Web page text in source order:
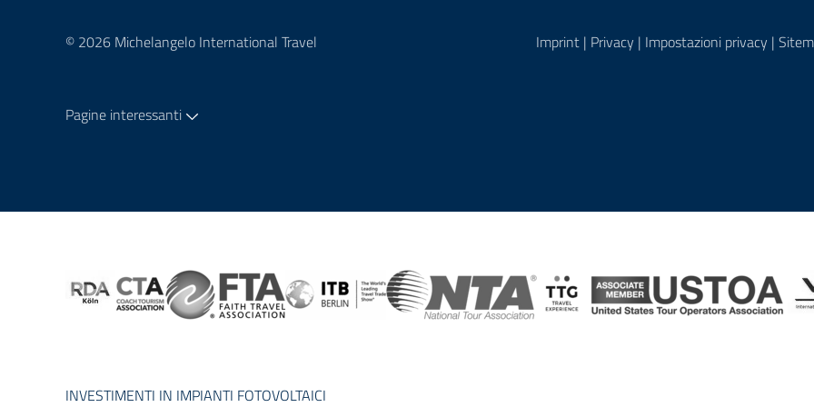
© 2026 Michelangelo International Travel Imprint | Privacy | Impostazioni privacy |
Pagine interessanti
INVESTIMENTI IN IMPIANTI FOTOVOLTAICI